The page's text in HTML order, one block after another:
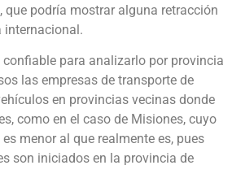
que podría mostrar alguna retracción
internacional.
confiable para analizarlo por provincia
las empresas de transporte de
en provincias vecinas donde
como en el caso de Misiones, cuyo
menor al que realmente es, pues
son iniciados en la provincia de